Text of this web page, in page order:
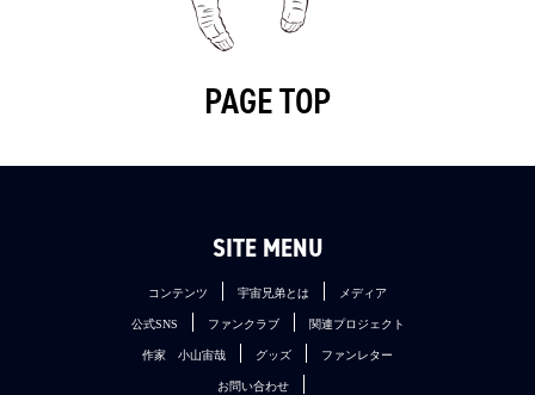
PAGE TOP
SITE MENU
コンテンツ 宇宙兄弟とは メディア
公式SNS ファンクラブ 関連プロジェクト
作家 小山宙哉 グッズ ファンレター
お問い合わせ